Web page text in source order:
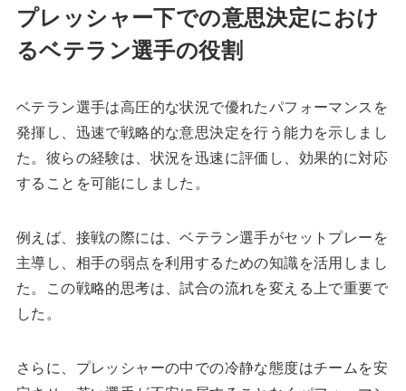
プレッシャー下での意思決定におけ
るベテラン選手の役割
ベテラン選手は高圧的な状況で優れたパフォーマンスを
発揮し、迅速で戦略的な意思決定を行う能力を示しまし
た。彼らの経験は、状況を迅速に評価し、効果的に対応
することを可能にしました。
例えば、接戦の際には、ベテラン選手がセットプレーを
主導し、相手の弱点を利用するための知識を活用しまし
た。この戦略的思考は、試合の流れを変える上で重要で
した。
さらに、プレッシャーの中での冷静な態度はチームを安